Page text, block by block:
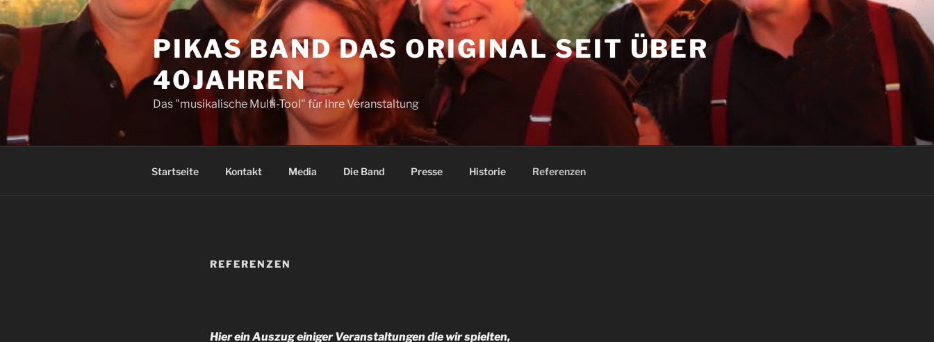
Zum
Inhalt
springen
PIKAS BAND DAS ORIGINAL SEIT ÜBER
40JAHREN
Das "musikalische Multi-Tool" für Ihre Veranstaltung
Startseite Kontakt Media Die Band Presse Historie Referenzen
REFERENZEN
Hier ein Auszug einiger Veranstaltungen die wir spielten,